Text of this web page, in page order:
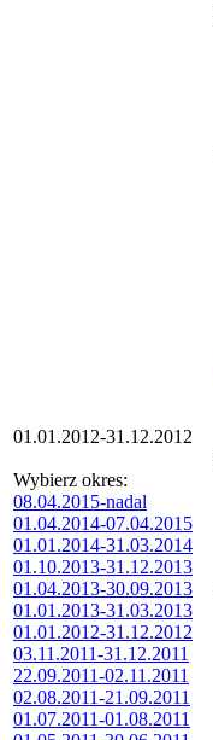
01.01.2012-31.12.2012
Wybierz okres:
08.04.2015-nadal
01.04.2014-07.04.2015
01.01.2014-31.03.2014
01.10.2013-31.12.2013
01.04.2013-30.09.2013
01.01.2013-31.03.2013
01.01.2012-31.12.2012
03.11.2011-31.12.2011
22.09.2011-02.11.2011
02.08.2011-21.09.2011
01.07.2011-01.08.2011